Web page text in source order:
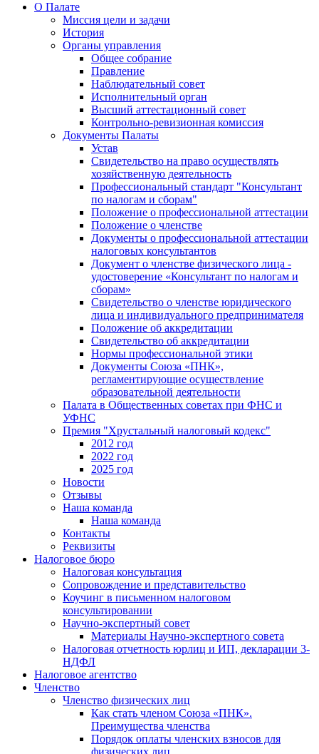
О Палате
Миссия цели и задачи
История
Органы управления
Общее собрание
Правление
Наблюдательный совет
Исполнительный орган
Высший аттестационный совет
Контрольно-ревизионная комиссия
Документы Палаты
Устав
Свидетельство на право осуществлять
хозяйственную деятельность
Профессиональный стандарт "Консультант
по налогам и сборам"
Положение о профессиональной аттестации
Положение о членстве
Документы о профессиональной аттестации
налоговых консультантов
Документ о членстве физического лица -
удостоверение «Консультант по налогам и
сборам»
Свидетельство о членстве юридического
лица и индивидуального предпринимателя
Положение об аккредитации
Свидетельство об аккредитации
Нормы профессиональной этики
Документы Союза «ПНК»,
регламентирующие осуществление
образовательной деятельности
Палата в Общественных советах при ФНС и
УФНС
Премия "Хрустальный налоговый кодекс"
2012 год
2022 год
2025 год
Новости
Отзывы
Наша команда
Наша команда
Контакты
Реквизиты
Налоговое бюро
Налоговая консультация
Cопровождение и представительство
Коучинг в письменном налоговом
консультировании
Научно-экспертный совет
Материалы Научно-экспертного совета
Налоговая отчетность юрлиц и ИП, декларации 3-
НДФЛ
Налоговое агентство
Членство
Членство физических лиц
Как стать членом Союза «ПНК».
Преимущества членства
Порядок оплаты членских взносов для
физических лиц